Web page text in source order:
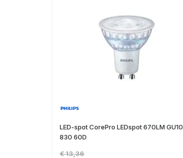
LED-spot CorePro LEDspot 670LM GU10
830 60D
€ 13,36